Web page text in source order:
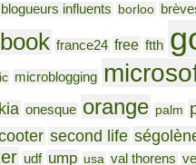
blogueurs influents borloo
france24 free ftth
microblogging
onesque orange palm
second life
udf ump usa val thorens